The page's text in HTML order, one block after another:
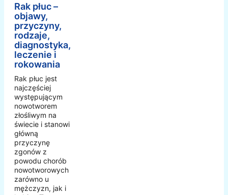
Rak płuc –
objawy,
przyczyny,
rodzaje,
diagnostyka,
leczenie i
rokowania
Rak płuc jest
najczęściej
występującym
nowotworem
złośliwym na
świecie i stanowi
główną
przyczynę
zgonów z
powodu chorób
nowotworowych
zarówno u
mężczyzn, jak i